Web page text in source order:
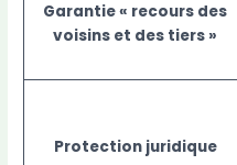
Garantie « recours des
voisins et des tiers »
Protection juridique